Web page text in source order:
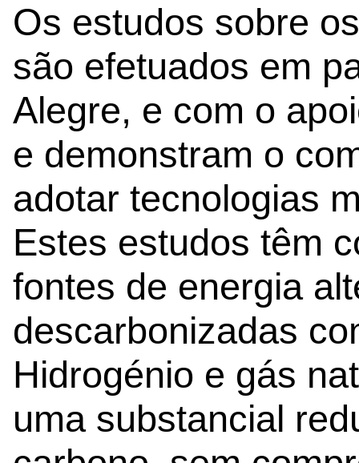
Os estudos sobre
são efetuados em
Alegre, e com o
e demonstram o
adotar tecnologias
Estes estudos têm
fontes de energia
descarbonizadas
Hidrogénio e gás
uma substancial